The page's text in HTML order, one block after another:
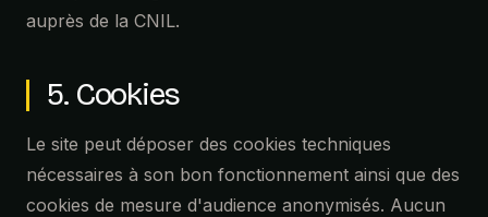
Modifications de la politique
Agencepourlepicard se réserve le droit de modifier cette politique
publiée sur cette page avec sa date d'effet.
Dernière mise à jour : avril 2026.
auprès de la CNIL.
5. Cookies
Le site peut déposer des cookies techniques
nécessaires à son bon fonctionnement ainsi que des
cookies de mesure d'audience anonymisés. Aucun